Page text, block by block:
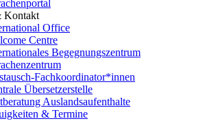
Kontakt
Office
Centre
Begegnungszentrum
Fachkoordinator*innen
Übersetzerstelle
Auslandsaufenthalte
& Termine